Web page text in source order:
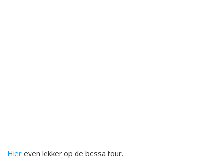
Hier even lekker op de bossa tour.